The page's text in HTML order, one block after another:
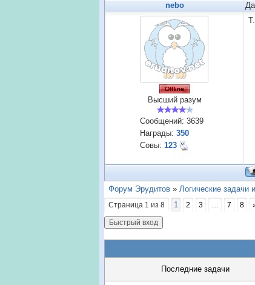
nebo
Высший разум
Сообщений: 3639
Награды: 350
Совы: 123
Форум Эрудитов » Логические задачи
Страница 1 из 8 1 2 3 … 7 8
Последние задачи